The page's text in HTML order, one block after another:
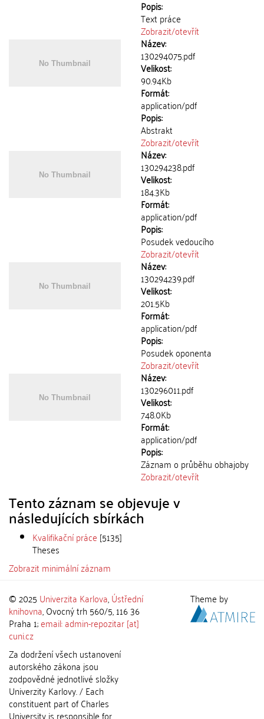
Popis:
Text práce
Zobrazit/otevřít
Název:
130294075.pdf
Velikost:
90.94Kb
Formát:
application/pdf
Popis:
Abstrakt
Zobrazit/otevřít
Název:
130294238.pdf
Velikost:
184.3Kb
Formát:
application/pdf
Popis:
Posudek vedoucího
Zobrazit/otevřít
Název:
130294239.pdf
Velikost:
201.5Kb
Formát:
application/pdf
Popis:
Posudek oponenta
Zobrazit/otevřít
Název:
130296011.pdf
Velikost:
748.0Kb
Formát:
application/pdf
Popis:
Záznam o průběhu obhajoby
Zobrazit/otevřít
Tento záznam se objevuje v
následujících sbírkách
Kvalifikační práce [5135]
Theses
Zobrazit minimální záznam
© 2025 Univerzita Karlova,Ústřední
knihovna, Ovocný trh 560/5, 116 36
Praha 1;email: admin-repozitar [at]
cuni.cz
Za dodržení všech ustanovení
autorského zákona jsou
zodpovědné jednotlivé složky
Univerzity Karlovy. / Each
constituent part of Charles
University is responsible for
Theme by